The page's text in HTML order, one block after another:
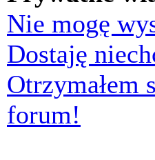
Nie mogę
Dostaję
forum!